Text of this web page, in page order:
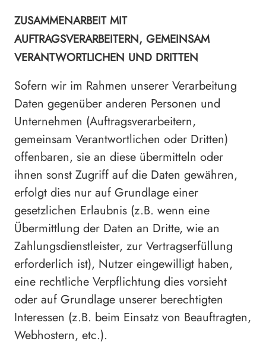
ZUSAMMENARBEIT MIT
AUFTRAGSVERARBEITERN, GEMEINSAM
VERANTWORTLICHEN UND DRITTEN
Sofern wir im Rahmen unserer Verarbeitung
Daten gegenüber anderen Personen und
Unternehmen (Auftragsverarbeitern,
gemeinsam Verantwortlichen oder Dritten)
offenbaren, sie an diese übermitteln oder
ihnen sonst Zugriff auf die Daten gewähren,
erfolgt dies nur auf Grundlage einer
gesetzlichen Erlaubnis (z.B. wenn eine
Übermittlung der Daten an Dritte, wie an
Zahlungsdienstleister, zur Vertragserfüllung
erforderlich ist), Nutzer eingewilligt haben,
eine rechtliche Verpflichtung dies vorsieht
oder auf Grundlage unserer berechtigten
Interessen (z.B. beim Einsatz von Beauftragten,
Webhostern, etc.).